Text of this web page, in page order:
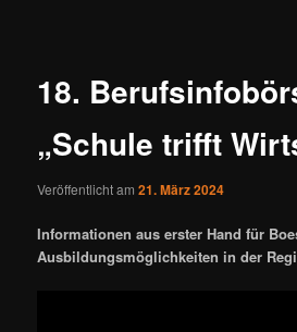
18.
„Schule trifft
Veröffentlicht am21. März 2024
Informationen aus erster Hand für
Ausbildungsmöglichkeiten in der